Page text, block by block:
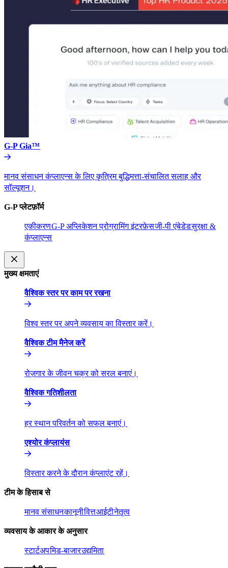
G-P Gia™​​
मानव संसाधन कंप्लाएन्स के लिए कृत्रिम बुद्धिमत्ता-संचालित सलाह और
सॉल्यूशन।​​
G-P प्लेटफ़ॉर्म​​
एकीकरण​​G-P अप्लिकेशन प्रोग्रामिंग इंटरफ़ेस​​जी-पी एंबेडेड​​सुरक्षा &
कंप्लाएन्स​​
मुख्य क्षमताएं​​
वैश्विक स्तर पर काम पर रखना​​
विश्व स्तर पर अपने व्यवसाय का विस्तार करें।​​
वैश्विक टीम मैनेज करें​​
रोज़गार के जीवन चक्र को सरल बनाएं।​​
वैश्विक गतिशीलता​​
हर स्थान परिवर्तन को सफल बनाएं।​​
एश्योर कंप्लायंस​​
विस्तार करने के दौरान कंप्लाएंट रहें।​​
टीम के हिसाब से​​
मानव संसाधन​​कानूनी​​वित्त​​आईटी​​नेतृत्व​​
व्यवसाय के आकार के अनुसार​​
स्टार्टअप​​मिड-बाजार​​उद्यमिता​​